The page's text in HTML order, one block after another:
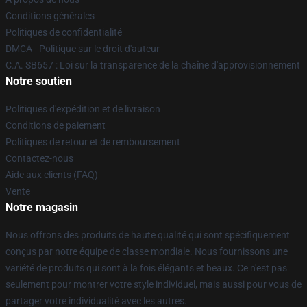
Conditions générales
Politiques de confidentialité
DMCA - Politique sur le droit d'auteur
C.A. SB657 : Loi sur la transparence de la chaîne d'approvisionnement
Notre soutien
Politiques d'expédition et de livraison
Conditions de paiement
Politiques de retour et de remboursement
Contactez-nous
Aide aux clients (FAQ)
Vente
Notre magasin
Nous offrons des produits de haute qualité qui sont spécifiquement
conçus par notre équipe de classe mondiale. Nous fournissons une
variété de produits qui sont à la fois élégants et beaux. Ce n'est pas
seulement pour montrer votre style individuel, mais aussi pour vous de
partager votre individualité avec les autres.